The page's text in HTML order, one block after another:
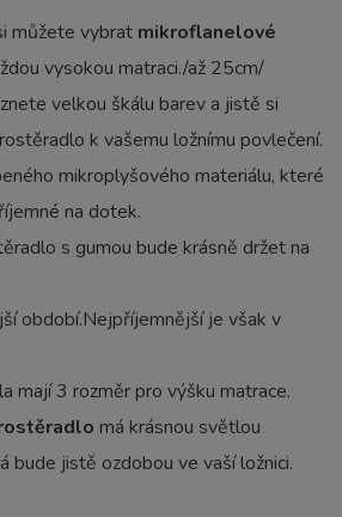
můžete vybrat mikroflanelové
vysokou matraci./až 25cm/
velkou škálu barev a jistě si
k vašemu ložnímu povlečení.
mikroplyšového materiálu, které
na dotek.
s gumou bude krásně držet na
období.Nejpříjemnější je však v
mají 3 rozměr pro výšku matrace.
má krásnou světlou
bude jistě ozdobou ve vaší ložnici.